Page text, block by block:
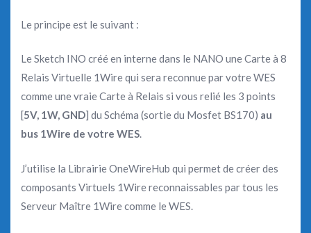
Le principe est le suivant :
Le Sketch INO créé en interne dans le NANO une Carte à 8
Relais Virtuelle 1Wire qui sera reconnue par votre WES
comme une vraie Carte à Relais si vous relié les 3 points
[5V, 1W, GND] du Schéma (sortie du Mosfet BS170) au
bus 1Wire de votre WES.
J’utilise la Librairie OneWireHub qui permet de créer des
composants Virtuels 1Wire reconnaissables par tous les
Serveur Maître 1Wire comme le WES.